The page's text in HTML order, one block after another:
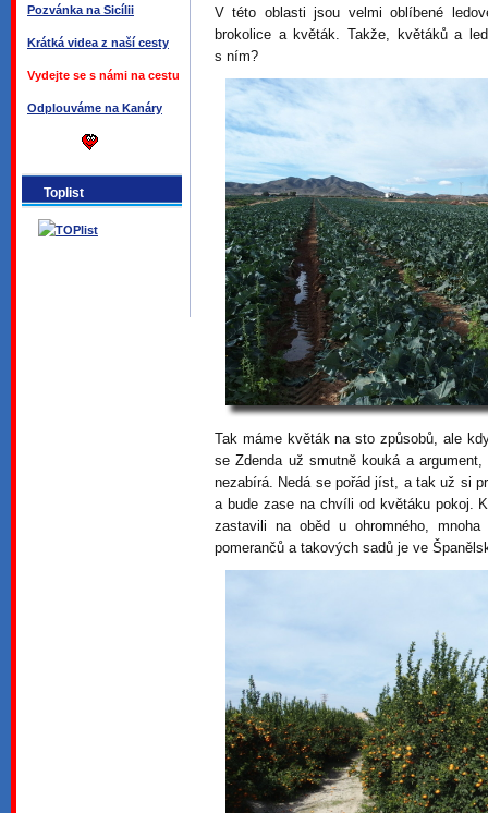
Pozvánka na Sicílii
Krátká videa z naší cesty
Vydejte se s námi na cestu
Odplouváme na Kanáry
Toplist
V této oblasti jsou velmi oblíbené
brokolice a květák. Takže, květáků a
s ním?
Tak máme květák na sto způsobů, ale
se Zdenda už smutně kouká a
nezabírá. Nedá se pořád jíst, a tak už si
a bude zase na chvíli od květáku pokoj.
zastavili na oběd u ohromného,
pomerančů a takových sadů je ve